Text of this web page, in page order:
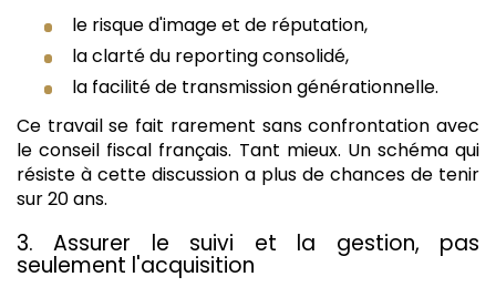
le risque d'image et de réputation,
la clarté du reporting consolidé,
la facilité de transmission générationnelle.
Ce travail se fait rarement sans confrontation avec
le conseil fiscal français. Tant mieux. Un schéma qui
résiste à cette discussion a plus de chances de tenir
sur 20 ans.
3. Assurer le suivi et la gestion, pas
seulement l'acquisition